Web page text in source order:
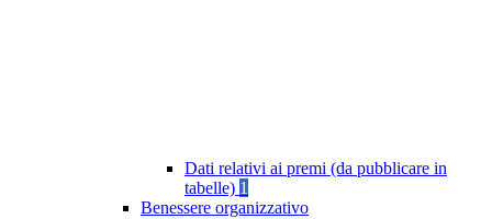
Dati relativi ai premi (da pubblicare in
tabelle) 1
Benessere organizzativo